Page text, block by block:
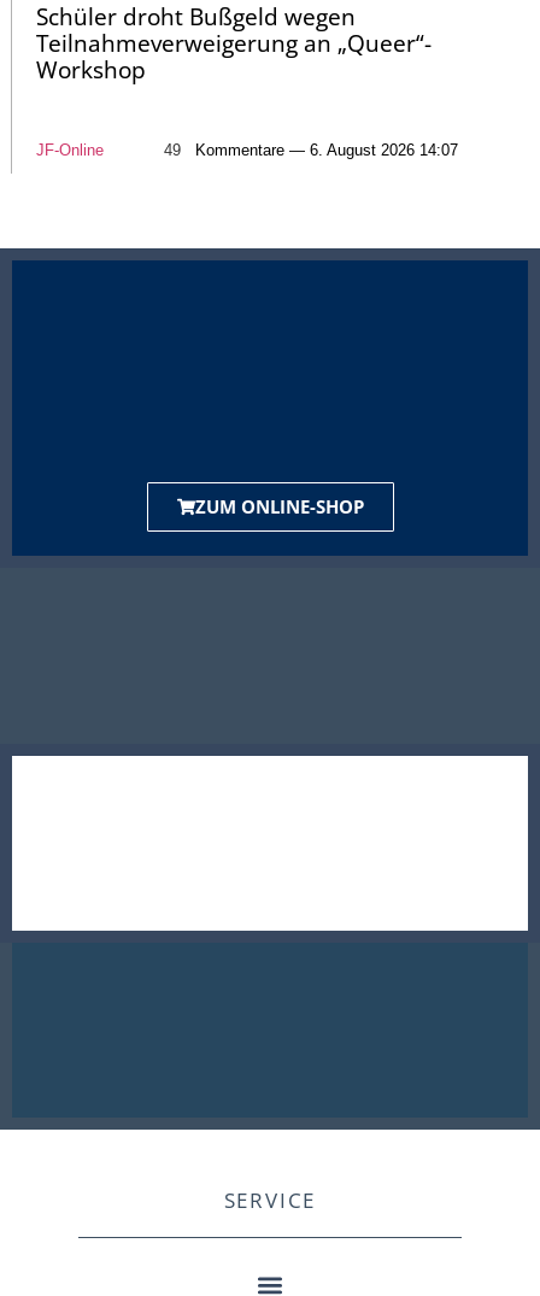
Schüler droht Bußgeld wegen
Teilnahmeverweigerung an „Queer“-
Workshop
JF-Online 49 Kommentare — 6. August 2026 14:07
ZUM ONLINE-SHOP
SERVICE